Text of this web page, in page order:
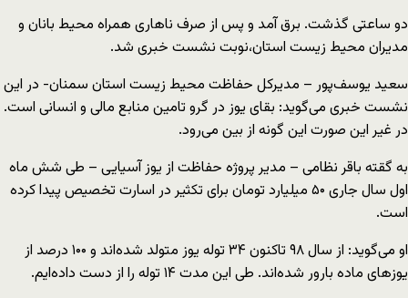
دو ساعتی گذشت. برق آمد و پس از صرف ناهاری همراه محیط بانان و
مدیران محیط زیست استان،‌نوبت نشست خبری شد.
سعید یوسف‌پور – مدیرکل حفاظت محیط زیست استان سمنان- در این
نشست خبری می‌گوید: بقای یوز در گرو تامین منابع مالی و انسانی است.
در غیر این صورت این گونه از بین می‌رود.
به گقته باقر نظامی – مدیر پروژه حفاظت از یوز آسیایی – طی شش ماه
اول سال جاری ۵۰ میلیارد تومان برای تکثیر در اسارت تخصیص پیدا کرده
است.
او می‌گوید: از سال ۹۸ تاکنون ۳۴ توله یوز متولد شده‌اند و ۱۰۰ درصد از
یوزهای ماده بارور شده‌اند. طی این مدت ۱۴ توله را از دست داده‌ایم.